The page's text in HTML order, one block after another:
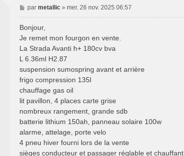
M
e
a
g
e
par metallic» mer. 26 nov. 2025 06:57
Bonjour,
Je remet mon fourgon en vente.
La Strada Avanti h+ 180cv bva
L 6.36ml H2.87
suspension sumospring avant et arrière
frigo compression 135l
chauffage gas oil
lit pavillon, 4 places carte grise
nombreux rangement, grande sdb
batterie lithium 150ah, panneau solaire 100w
alarme, attelage, porte velo
4 pneu hiver fourni lors de la vente
sièges conducteur et passager réglable et chauffant